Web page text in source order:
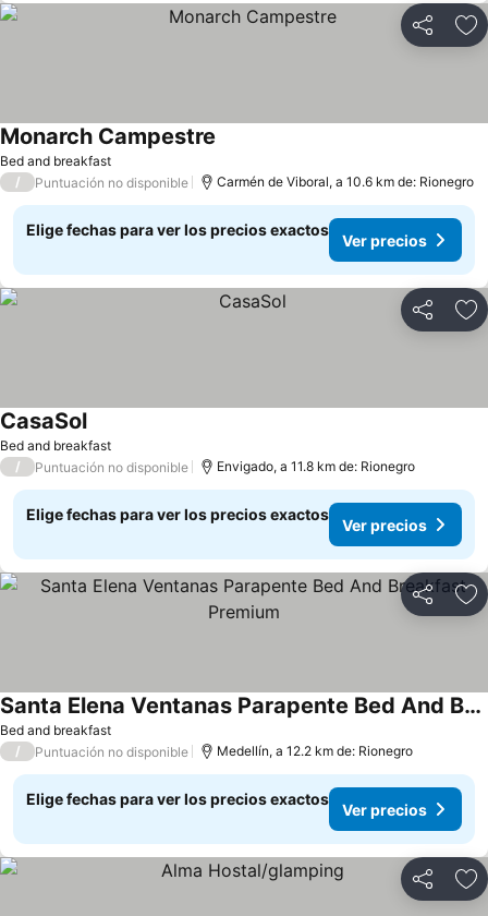
Compartir
Bed and breakfast
Monarch Campestre
/ Puntuación no disponible Carmén de Viboral, a 10.6 km de: Rionegro
Elige fechas para ver los precios exactos
Ver precios
Compartir
Bed and breakfast
CasaSol
/ Puntuación no disponible Envigado, a 11.8 km de: Rionegro
Elige fechas para ver los precios exactos
Ver precios
Compartir
Bed and breakfast
Santa Elena Ventanas Parapente Bed And Breakfast Premium
/ Puntuación no disponible Medellín, a 12.2 km de: Rionegro
Elige fechas para ver los precios exactos
Ver precios
Compartir